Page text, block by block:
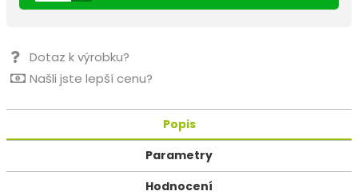
Dotaz k výrobku?
Našli jste lepší cenu?
Popis
Parametry
Hodnocení